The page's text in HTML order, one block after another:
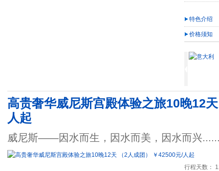
特色介绍
价格须知
高贵奢华威尼斯宫殿体验之旅10晚12
人起
威尼斯——因水而生，因水而美，因水而兴
行程天数：